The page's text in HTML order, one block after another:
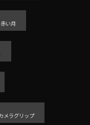
い月
メラグリップ